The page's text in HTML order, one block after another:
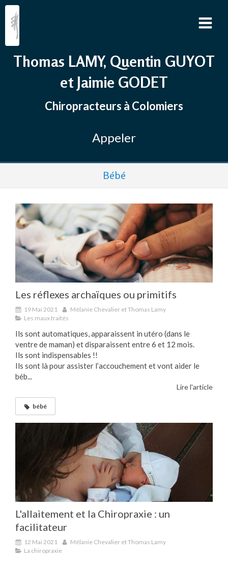
Thomas LAMY, Quentin GUYOT
et Jaimie GODET
Chiropracteurs à Colomiers
Appeler
Bébé
Les réflexes archaïques ou primitifs
19 Mai 2021
Mélanie Chevalier et Thomas Lamy
Les maux traités
Ils sont automatiques, apparaissent in utéro (dans le
ventre de maman) et disparaissent entre 6 et 12 mois.
Ils sont indispensables !!
Ils sont là pour assister l’accouchement et vont aider le
béb...
Lire l'article
bébé
L'allaitement et la Chiropraxie : un
facilitateur
12 Mai 2021
Mélanie Chevalier et Thomas Lamy
La chiropraxie